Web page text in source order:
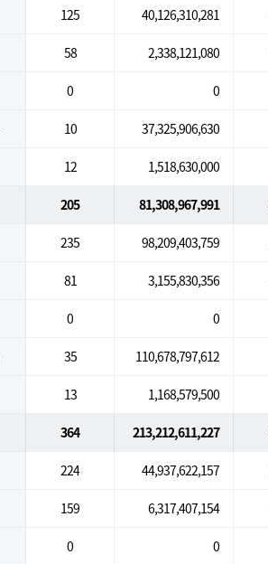
125 40,126,310,281
58 2,338,121,080
0 0
10 37,325,906,630
12 1,518,630,000
205 81,308,967,991
235 98,209,403,759
81 3,155,830,356
0 0
35 110,678,797,612
13 1,168,579,500
364 213,212,611,227
224 44,937,622,157
159 6,317,407,154
0 0